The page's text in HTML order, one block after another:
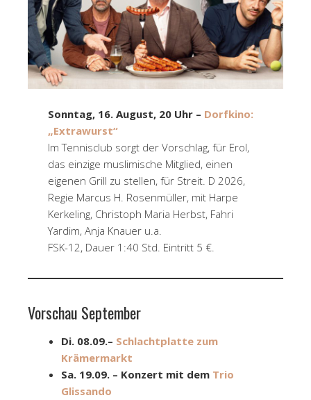
Sonntag, 16. August, 20 Uhr – Dorfkino:
„Extrawurst“
Im Tennisclub sorgt der Vorschlag, für Erol,
das einzige muslimische Mitglied, einen
eigenen Grill zu stellen, für Streit. D 2026,
Regie Marcus H. Rosenmüller, mit Harpe
Kerkeling, Christoph Maria Herbst, Fahri
Yardim, Anja Knauer u.a.
FSK-12, Dauer 1:40 Std. Eintritt 5 €.
Vorschau September
Di. 08.09.– Schlachtplatte zum
Krämermarkt
Sa. 19.09. – Konzert mit dem Trio
Glissando